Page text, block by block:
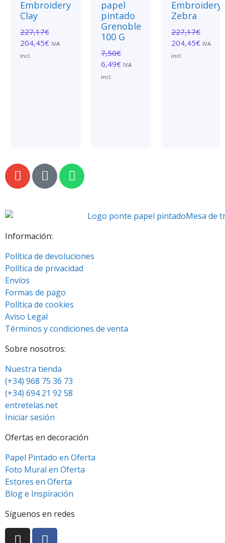
Embroidery
Clay
227,17€
204,45€ IVA
incl.
papel
pintado
Grenoble
100 G
7,50€
6,49€ IVA
incl.
Embroidery
Zebra
227,17€
204,45€ IVA
incl.
Información:
Política de devoluciones
Política de privacidad
Envíos
Formas de pago
Política de cookies
Aviso Legal
Términos y condiciones de venta
Sobre nosotros:
Nuestra tienda
(+34) 968 75 36 73
(+34) 694 21 92 58
entretelas.net
Iniciar sesión
Ofertas en decoración
Papel Pintado en Oferta
Foto Mural en Oferta
Estores en Oferta
Blog e Inspiración
Síguenos en redes